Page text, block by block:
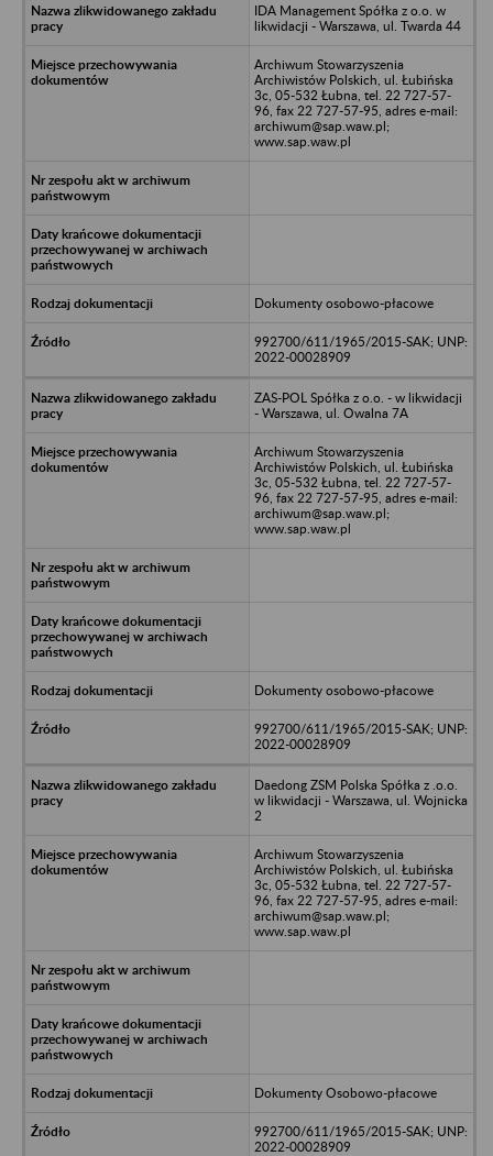
IDA Management Spółka z o.o. w
likwidacji - Warszawa, ul. Twarda 44
Archiwum Stowarzyszenia
Archiwistów Polskich, ul. Łubińska
3c, 05-532 Łubna, tel. 22 727-57-
96, fax 22 727-57-95, adres e-mail:
archiwum@sap.waw.pl;
www.sap.waw.pl
Dokumenty osobowo-płacowe
992700/611/1965/2015-SAK; UNP:
2022-00028909
ZAS-POL Spółka z o.o. - w likwidacji
- Warszawa, ul. Owalna 7A
Archiwum Stowarzyszenia
Archiwistów Polskich, ul. Łubińska
3c, 05-532 Łubna, tel. 22 727-57-
96, fax 22 727-57-95, adres e-mail:
archiwum@sap.waw.pl;
www.sap.waw.pl
Dokumenty osobowo-płacowe
992700/611/1965/2015-SAK; UNP:
2022-00028909
Daedong ZSM Polska Spółka z .o.o.
w likwidacji - Warszawa, ul. Wojnicka
2
Archiwum Stowarzyszenia
Archiwistów Polskich, ul. Łubińska
3c, 05-532 Łubna, tel. 22 727-57-
96, fax 22 727-57-95, adres e-mail:
archiwum@sap.waw.pl;
www.sap.waw.pl
Dokumenty Osobowo-płacowe
992700/611/1965/2015-SAK; UNP:
2022-00028909